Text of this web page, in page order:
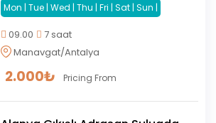
Mon | Tue | Wed | Thu | Fri | Sat | Sun |
09.00
7 saat
Manavgat/Antalya
2.000₺ Pricing From